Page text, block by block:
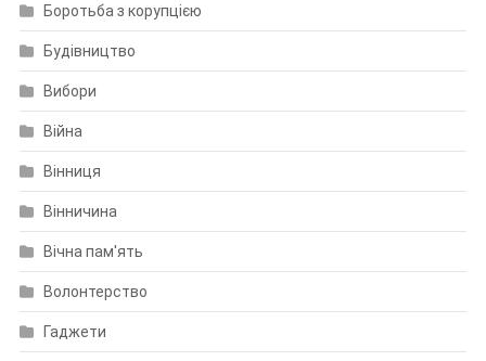
Боротьба з корупцією
Будівництво
Вибори
Війна
Вінниця
Вінничина
Вічна пам'ять
Волонтерство
Гаджети